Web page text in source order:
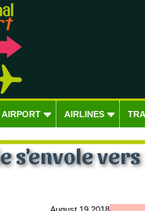
AIRPORT AIRLINES
s'envole